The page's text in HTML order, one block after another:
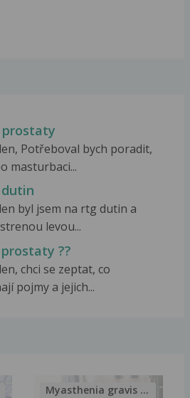
prostaty
Potřeboval bych poradit,
masturbaci...
byl jsem na rtg dutin a
levou...
??
chci se zeptat, co
pojmy a jejich...
Myasthenia gravis – vše, co...